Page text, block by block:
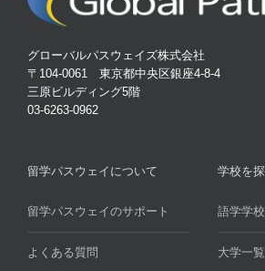
グローバルパスウェイズ株式会社
〒104-0061 東京都中央区銀座4-8-4
三原ビルディング5階
03-6263-0962
留学パスウェイについて
留学パスウェイのサポート
よくある質問
学校を
語学学
大学一覧